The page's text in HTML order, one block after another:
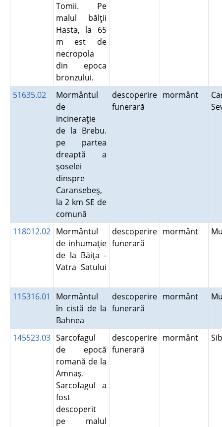
Tomii. Pe
malul bălţii
Hasta, la 65
m est de
necropola
din epoca
bronzului.
51635.02
Mormântul
de
incineraţie
de la Brebu.
pe partea
dreaptă a
şoselei
dinspre
Caransebeş,
la 2 km SE de
comună
descoperire
funerară
mormânt
118012.02 Mormântul
de inhumaţie
de la Băiţa -
Vatra Satului
descoperire
funerară
mormânt
115316.01
Mormântul
în cistă de la
Bahnea
descoperire
funerară
mormânt
145523.03 Sarcofagul
de epocă
romană de la
Amnaş.
Sarcofagul a
fost
descoperit
pe malul
descoperire
funerară
mormânt